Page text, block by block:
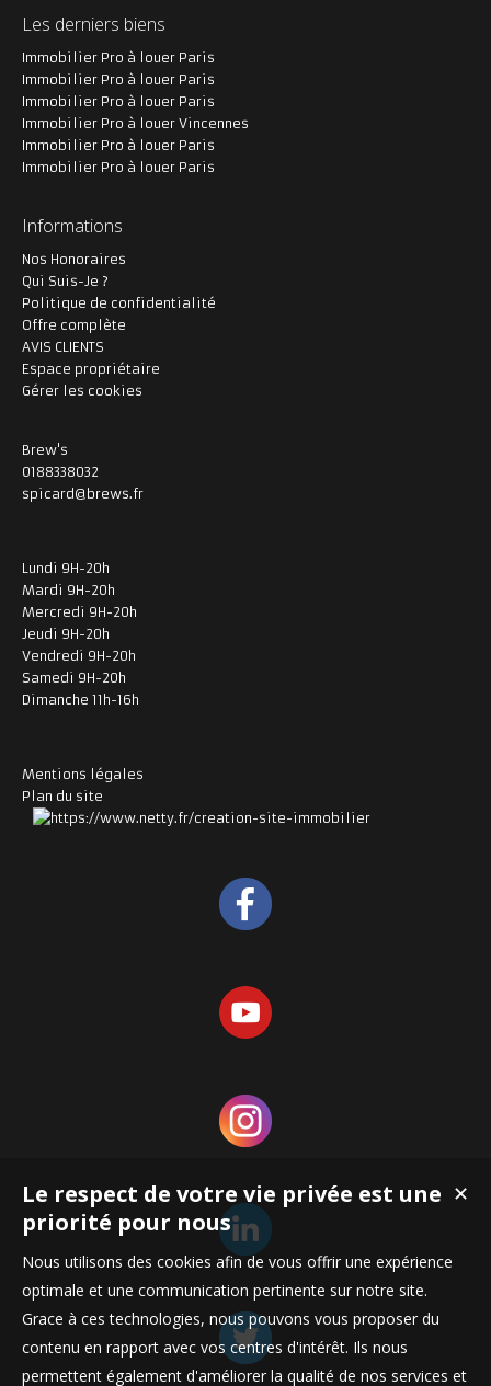
Les derniers biens
Immobilier Pro à louer Paris
Immobilier Pro à louer Paris
Immobilier Pro à louer Paris
Immobilier Pro à louer Vincennes
Immobilier Pro à louer Paris
Immobilier Pro à louer Paris
Informations
Nos Honoraires
Qui Suis-Je ?
Politique de confidentialité
Offre complète
AVIS CLIENTS
Espace propriétaire
Gérer les cookies
Brew's
0188338032
spicard@brews.fr
Lundi 9H-20h
Mardi 9H-20h
Mercredi 9H-20h
Jeudi 9H-20h
Vendredi 9H-20h
Samedi 9H-20h
Dimanche 11h-16h
Mentions légales
Plan du site
✕
Le respect de votre vie privée est une
priorité pour nous
Nous utilisons des cookies afin de vous offrir une expérience
optimale et une communication pertinente sur notre site.
Grace à ces technologies, nous pouvons vous proposer du
contenu en rapport avec vos centres d'intérêt. Ils nous
permettent également d'améliorer la qualité de nos services et